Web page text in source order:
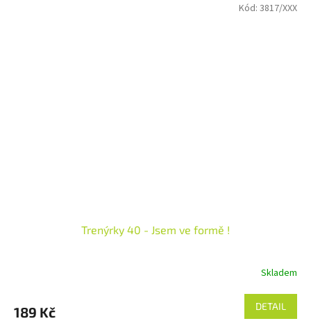
Trenýrky 40 - Jsem ve formě !
Skladem
189 Kč DETAIL
Kód: 3817/XXX